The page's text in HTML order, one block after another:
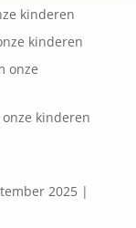
kinderen
kinderen
onze
kinderen
2025 |